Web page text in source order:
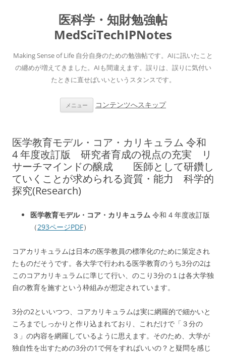
医科学・知財勉強帖
MedSciTechIPNotes
Making Sense of Life 自分自身のための勉強帖です。AIに訊いたこと
の纏めが増えてきました。AIも間違えます。誤りは、誤りに気付い
たときに直せばいいというスタンスです。
メニュー コンテンツへスキップ
医学教育モデル・コア・カリキュラム 令和
4 年度改訂版 研究者育成の視点の充実 リ
サーチマインドの醸成 医師として研鑽し
ていくことが求められる資質・能力 科学的
探究(Research)
医学教育モデル・コア・カリキュラム 令和 4 年度改訂版
（293ページPDF）
コアカリキュラムは日本の医学教員の標準化のために策定され
たものだそうです。各大学で行われる医学教育のうち3分の2は
このコアカリキュラムに準じて行い、のこり3分の１は各大学独
自の教育を施すという枠組みが想定されています。
3分の2といいつつ、コアカリキュラムは実に網羅的で細かいと
ころまでしっかりと作り込まれており、これだけで「３分の
３」の内容を網羅しているように思えます。そのため、大学が
独自性を出すための3分の1で何をすればいいの？と疑問を感じ